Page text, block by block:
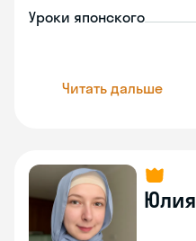
Уроки японского
Читать дальше
Юлия